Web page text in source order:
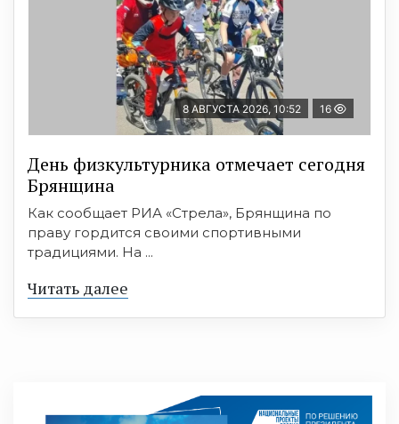
8 АВГУСТА 2026, 10:52 16
День физкультурника отмечает сегодня
Брянщина
Как сообщает РИА «Стрела», Брянщина по
праву гордится своими спортивными
традициями. На ...
Читать далее